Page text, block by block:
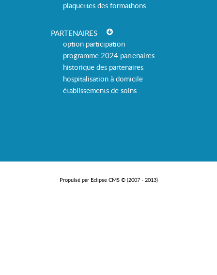
plaquettes des formathons
PARTENAIRES
option participation
programme 2024 partenaires
historique des partenaires
hospitalisation à domicile
établissements de soins
Propulsé par Eclipse CMS © (2007 - 2013)